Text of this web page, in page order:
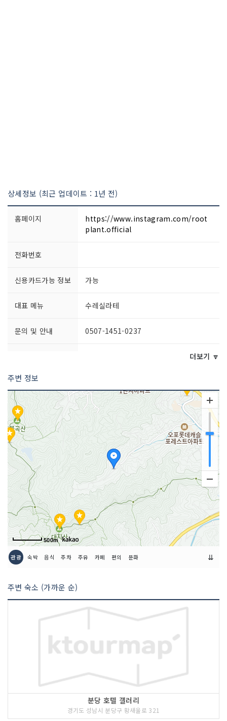
상세정보 (최근 업데이트 : 1년 전)
홈페이지
https://www.instagram.com/root
plant.official
전화번호
신용카드가능 정보 가능
대표 메뉴 수레실라테
문의 및 안내 0507-1451-0237
주차시설 가능
쉬는날 매주 화요일
취급 메뉴
디카페인 오트라떼 / 피스타치오 파티 /
스트라파짜토 등
인허가번호 20200387803
더보기 🔽
주변 정보
500m
관광 숙박 음식 주차 주유 카페 편의 문화 ⇊
주변 숙소 (가까운 순)
분당 호텔 갤러리
경기도 성남시 분당구 황새울로 321